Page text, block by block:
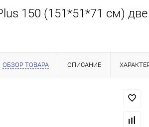
150 (151*51*71 см)
ОБЗОР ТОВАРА ОПИСАНИЕ